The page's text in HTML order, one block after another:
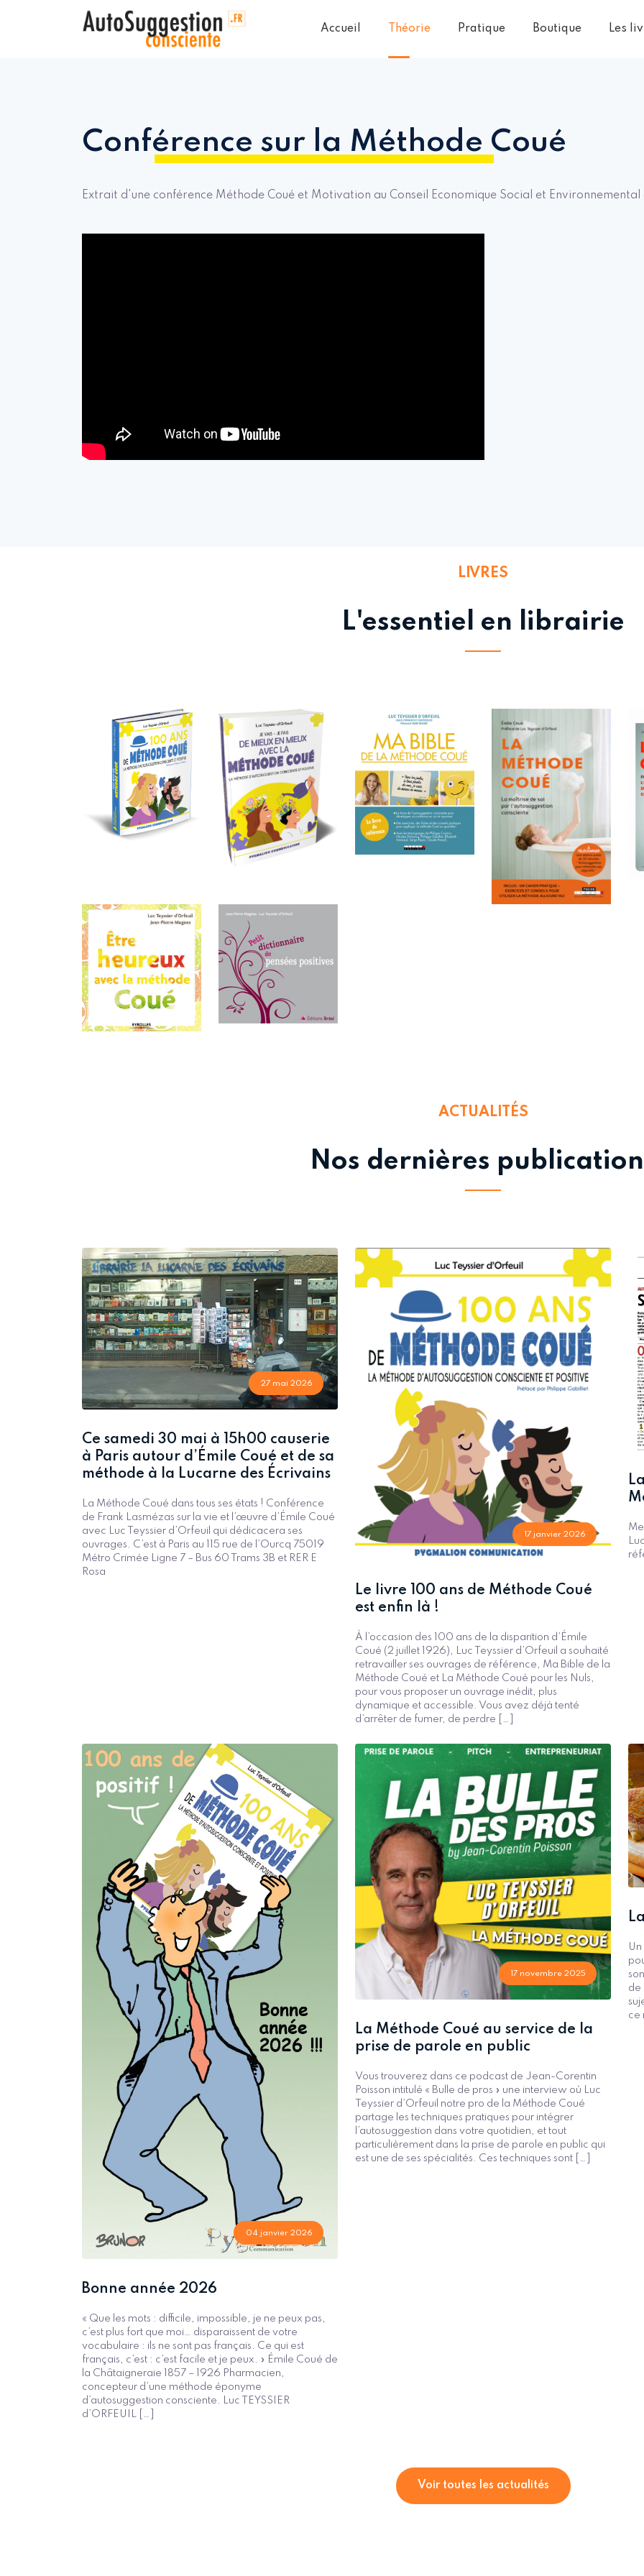
Accueil Théorie Pratique Boutique Les
Conférence sur la Méthode Coué
Extrait d'une conférence Méthode Coué et Motivation au Conseil Economique Social et
LIVRES
L'essentiel en librairie
ACTUALITÉS
Nos dernières
27 mai 2026
Ce samedi 30 mai à 15h00 causerie
à Paris autour d’Émile Coué et de sa
méthode à la Lucarne des Écrivains
La Méthode Coué dans tous ses états ! Conférence
de Frank Lasmézas sur la vie et l’œuvre d’Émile Coué
avec Luc Teyssier d’Orfeuil qui dédicacera ses
ouvrages. C’est à Paris au 115 rue de l’Ourcq 75019
Métro Crimée Ligne 7 – Bus 60 Trams 3B et RER E
Rosa
17 janvier 2026
Le livre 100 ans de Méthode Coué
est enfin là !
À l’occasion des 100 ans de la disparition d’Émile
Coué (2 juillet 1926), Luc Teyssier d’Orfeuil a souhaité
retravailler ses ouvrages de référence, Ma Bible de la
Méthode Coué et La Méthode Coué pour les Nuls,
pour vous proposer un ouvrage inédit, plus
dynamique et accessible. Vous avez déjà tenté
d’arrêter de fumer, de perdre […]
04 janvier 2026
Bonne année 2026
« Que les mots : difficile, impossible, je ne peux pas,
c’est plus fort que moi… disparaissent de votre
vocabulaire : ils ne sont pas français. Ce qui est
français, c’est : c’est facile et je peux. » Émile Coué de
la Châtaigneraie 1857 – 1926 Pharmacien,
concepteur d’une méthode éponyme
d’autosuggestion consciente. Luc TEYSSIER
d’ORFEUIL […]
17 novembre 2025
La Méthode Coué au service de la
prise de parole en public
Vous trouverez dans ce podcast de Jean-Corentin
Poisson intitulé « Bulle de pros » une interview où Luc
Teyssier d’Orfeuil notre pro de la Méthode Coué
partage les techniques pratiques pour intégrer
l’autosuggestion dans votre quotidien, et tout
particulièrement dans la prise de parole en public qui
est une de ses spécialités. Ces techniques sont […]
de
ce
Voir toutes les actualités